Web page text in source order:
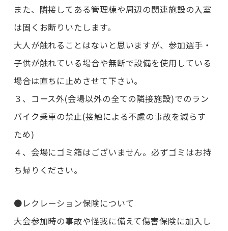
また、隣接してある管理棟や周辺の関連施設の入室
は固くお断りいたします。
大人が触れることはないと思いますが、参加選手・
子供が触れている場合や無断で設備を使用している
場合は直ちに止めさせて下さい。
３、コース外(会場以外の全ての隣接施設)でのラン
バイク乗車の禁止(接触による不慮の事故を減らす
ため)
４、会場にゴミ箱はございません。必ずゴミはお持
ち帰りください。
●レクレーション保険について
大会参加時の事故や怪我に備えて傷害保険に加入し